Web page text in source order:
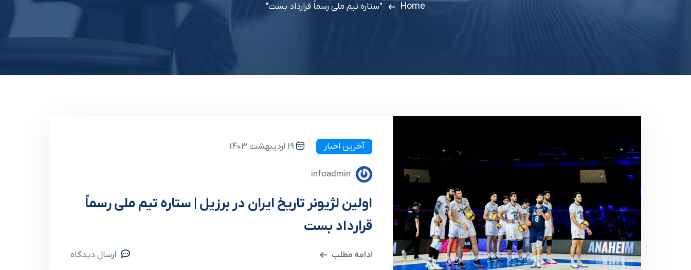
Home "ستاره تیم‌ ملی رسماً قرارداد بست"
آخرین اخبار 19 اردیبهشت 1403
infoadmin
اولین لژیونر تاریخ ایران در برزیل | ستاره تیم‌ ملی رسماً
قرارداد بست
ادامه مطلب ارسال دیدگاه